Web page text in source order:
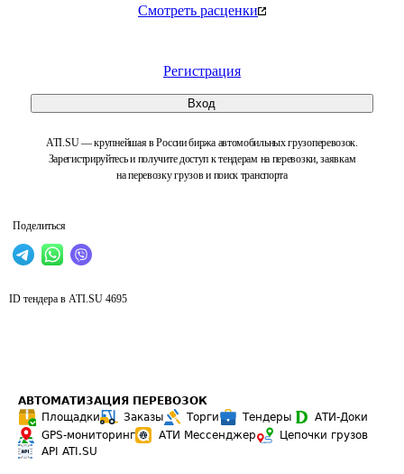
Смотреть расценки
Регистрация
Вход
ATI.SU — крупнейшая в России биржа автомобильных грузоперевозок.
Зарегистрируйтесь и получите доступ к тендерам на перевозки, заявкам
на перевозку грузов и поиск транспорта
Поделиться
ID тендера в ATI.SU 4695
АВТОМАТИЗАЦИЯ ПЕРЕВОЗОК
Площадки
Заказы Торги Тендеры
АТИ-Доки
GPS-мониторинг
АТИ Мессенджер
Цепочки грузов
API ATI.SU